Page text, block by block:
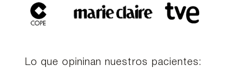
Lo que opininan nuestros pacientes: